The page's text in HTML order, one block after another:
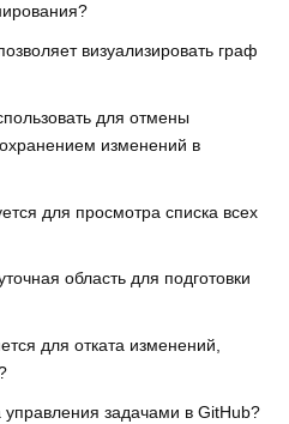
визуализировать граф
для отмены
изменений в
для просмотра списка всех
область для подготовки
для отката изменений,
управления задачами в GitHub?